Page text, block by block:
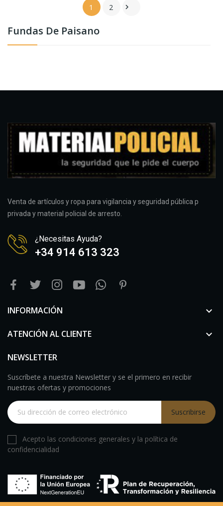
Fundas De Paisano
1 2 
Venta de artículos y ropa para vigilancia y seguridad pública p
privada y material policial de arresto.
¿Necesitas Ayuda?
+34 914 613 323
INFORMACIÓN 
ATENCIÓN AL CLIENTE 
NEWSLETTER
Suscríbete a nuestra Newsletter y se el primero en recibir
nuestras ofertas y promociones
Suscribirse
Acepto las condiciones generales y la política de
confidencialidad